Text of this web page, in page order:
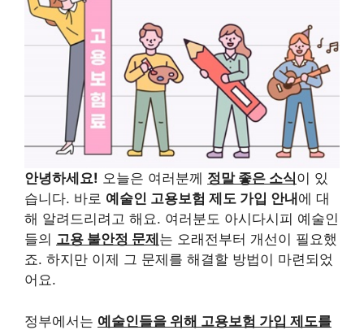
안녕하세요! 오늘은 여러분께 정말 좋은 소식이 있
습니다. 바로 예술인 고용보험 제도 가입 안내 에 대
해 알려드리려고 해요. 여러분도 아시다시피 예술인
들의 고용 불안정 문제 는 오래전부터 개선이 필요했
죠. 하지만 이제 그 문제를 해결할 방법이 마련되었
어요.
정부에서는 예술인들을 위해 고용보험 가입 제도를